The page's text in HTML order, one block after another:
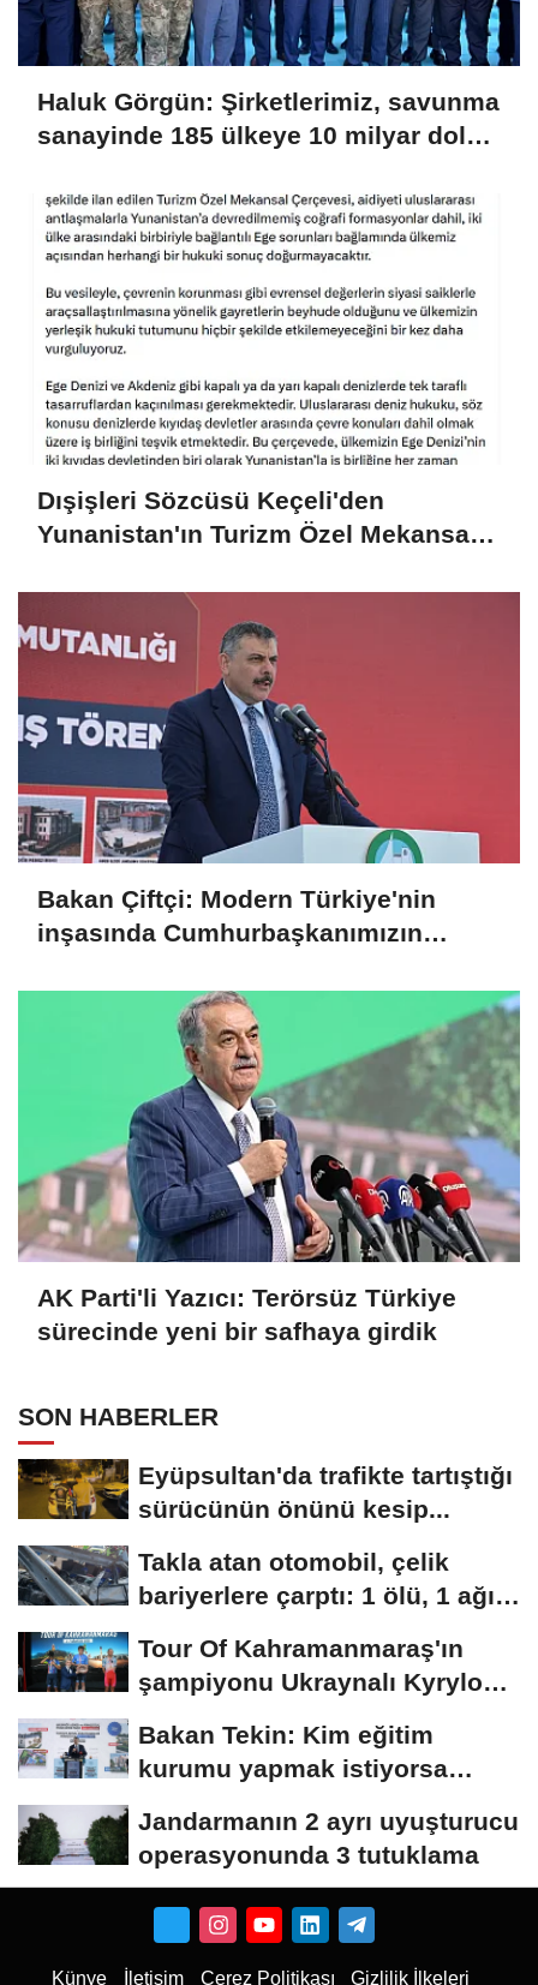
Haluk Görgün: Şirketlerimiz, savunma
sanayinde 185 ülkeye 10 milyar dolar
Dışişleri Sözcüsü Keçeli'den
Yunanistan'ın Turizm Özel Mekansal
Bakan Çiftçi: Modern Türkiye'nin
inşasında Cumhurbaşkanımızın
AK Parti'li Yazıcı: Terörsüz Türkiye
sürecinde yeni bir safhaya girdik
SON HABERLER
Eyüpsultan'da trafikte tartıştığı
sürücünün önünü kesip...
Takla atan otomobil, çelik
bariyerlere çarptı: 1 ölü, 1 ağır
Tour Of Kahramanmaraş'ın
şampiyonu Ukraynalı Kyrylo
Bakan Tekin: Kim eğitim
kurumu yapmak istiyorsa
Jandarmanın 2 ayrı uyuşturucu
operasyonunda 3 tutuklama
Künye İletişim Çerez Politikası Gizlilik İlkeleri